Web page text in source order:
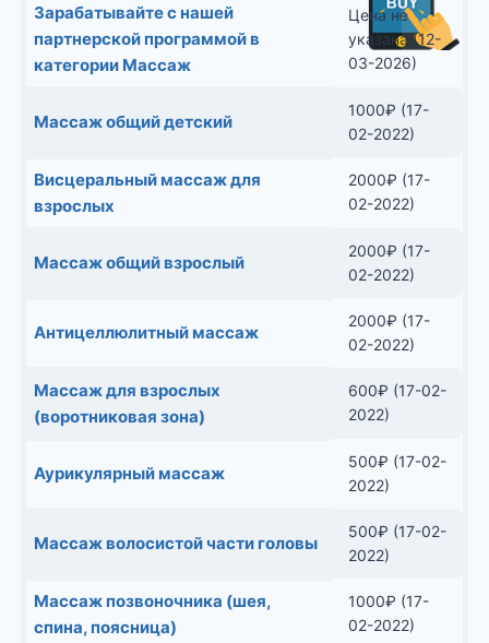
Зарабатывайте с нашей
партнерской программой в
категории Массаж
Цена не
указана (12-
03-2026)
Массаж общий детский
1000₽ (17-
02-2022)
Висцеральный массаж для
взрослых
2000₽ (17-
02-2022)
Массаж общий взрослый
2000₽ (17-
02-2022)
Антицеллюлитный массаж
2000₽ (17-
02-2022)
Массаж для взрослых
(воротниковая зона)
600₽ (17-02-
2022)
Аурикулярный массаж
500₽ (17-02-
2022)
Массаж волосистой части головы
500₽ (17-02-
2022)
Массаж позвоночника (шея,
спина, поясница)
1000₽ (17-
02-2022)